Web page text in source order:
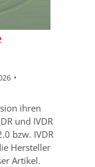
ihren
und IVDR
bzw. IVDR
Hersteller
Artikel.